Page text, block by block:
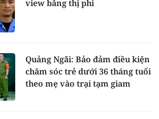
view bằng thị phi
Quảng Ngãi: Bảo đảm điều kiện
chăm sóc trẻ dưới 36 tháng tuổi
theo mẹ vào trại tạm giam